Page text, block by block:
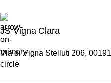
JS Vigna Clara
Via di Vigna Stelluti 206,